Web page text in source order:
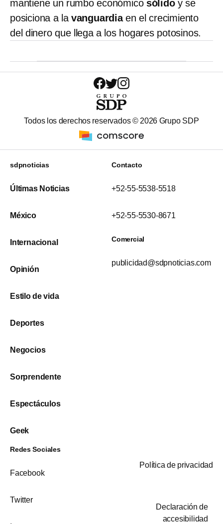
mantiene un rumbo económico sólidoy se
posiciona a la vanguardiaen el crecimiento
del dinero que llega a los hogares potosinos.
Todos los derechos reservados ©2026 Grupo SDP
sdpnoticias
Últimas Noticias
México
Internacional
Opinión
Estilo de vida
Deportes
Negocios
Sorprendente
Espectáculos
Geek
Contacto
+52-55-5538-5518
+52-55-5530-8671
Comercial
publicidad@sdpnoticias.com
Redes Sociales
Facebook
Twitter
Política de privacidad
Declaración de
accesibilidad